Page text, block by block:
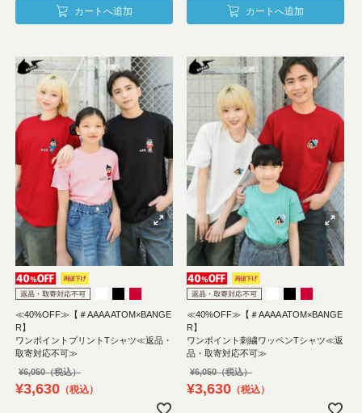
カートへ追加 カートへ追加
≪40%OFF≫【＃AAAA ATOM×BANGE
R】
ワンポイントプリントTシャツ≪返品・
取寄対応不可≫
¥6,050
¥3,630 税込
≪40%OFF≫【＃AAAA ATOM×BANGE
R】
ワンポイント刺繍ワッペンTシャツ≪返
品・取寄対応不可≫
¥6,050
¥3,630 税込